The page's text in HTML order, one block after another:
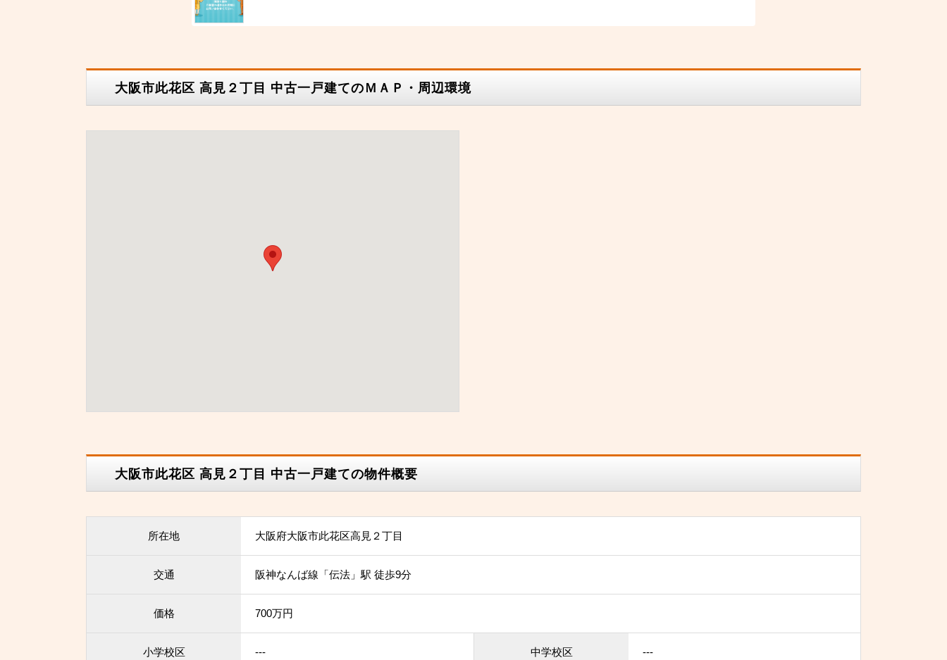
大阪市此花区 高見２丁目 中古一戸建てのＭＡＰ・周辺環境
大阪市此花区 高見２丁目 中古一戸建ての物件概要
所在地 大阪府大阪市此花区高見２丁目
交通 阪神なんば線「伝法」駅 徒歩9分
価格 700万円
小学校区 --- 中学校区 ---